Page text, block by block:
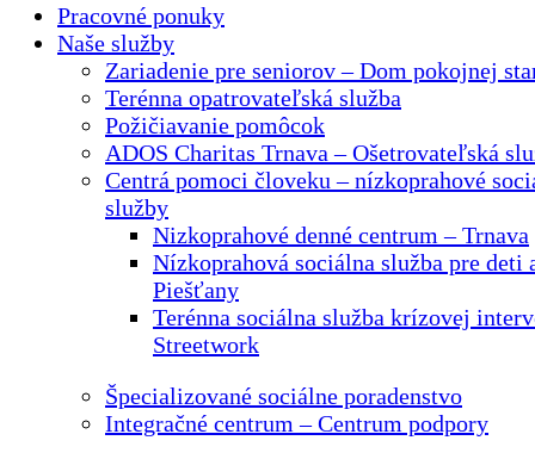
Pracovné ponuky
Naše služby
Zariadenie pre seniorov – Dom pokojnej
Terénna opatrovateľská služba
Požičiavanie pomôcok
ADOS Charitas Trnava – Ošetrovateľská
Centrá pomoci človeku – nízkoprahové
služby
Nizkoprahové denné centrum – Trnava
Nízkoprahová sociálna služba pre deti
Piešťany
Terénna sociálna služba krízovej
Streetwork
Špecializované sociálne poradenstvo
Integračné centrum – Centrum podpory